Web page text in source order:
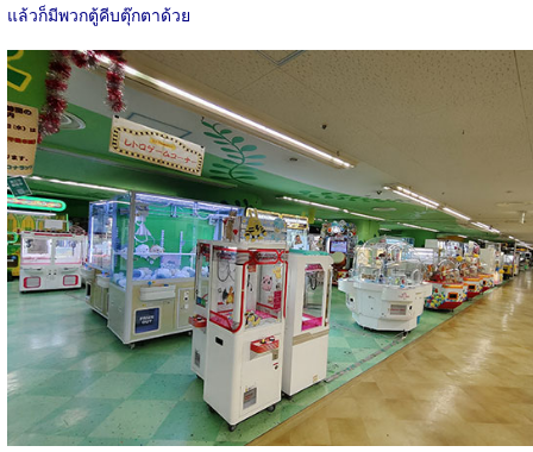
แล้วก็มีพวกตู้คีบตุ๊กตาด้วย